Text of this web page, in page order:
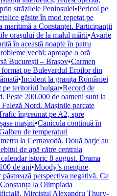
străzilele Peninsulei•Pericol pe
găsite în mod repetat pe
maritimă a Constanței. Participanții
orașului de la malul mării•Avarie
în această noapte în patru
vechi: aproape o oră
București – Brașov•Carmen
format pe Bulevardul Eroilor din
•Incident la granița României
pe teritoriul bulgar•Record de
Peste 200.000 de oameni sunt la
Nord. Mașinile parcate
îngreunat pe A2, spre
mașini•Canicula continuă în
de temperaturi
la Cernavodă. Două barje au
de apă către centrala
istoric 8 august. Drama
de ani•Moody’s menține
perspectiva negativă. Ce
la Olimpiada
Mircistul Alexandru Thury-